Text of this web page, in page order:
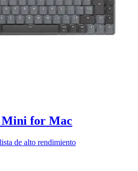
for Mac
de alto rendimiento